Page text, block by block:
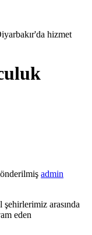
hizmet
admin
arasında
eden